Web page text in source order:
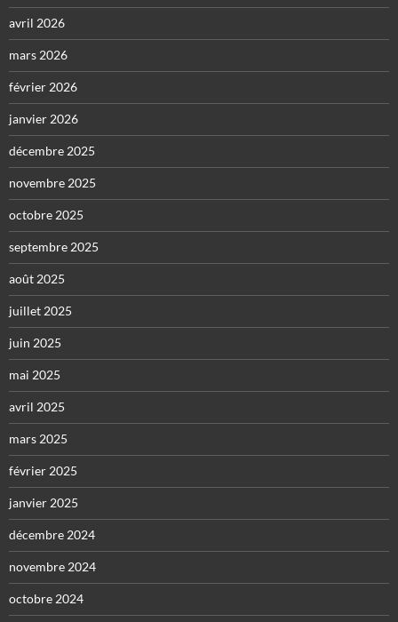
avril 2026
mars 2026
février 2026
janvier 2026
décembre 2025
novembre 2025
octobre 2025
septembre 2025
août 2025
juillet 2025
juin 2025
mai 2025
avril 2025
mars 2025
février 2025
janvier 2025
décembre 2024
novembre 2024
octobre 2024